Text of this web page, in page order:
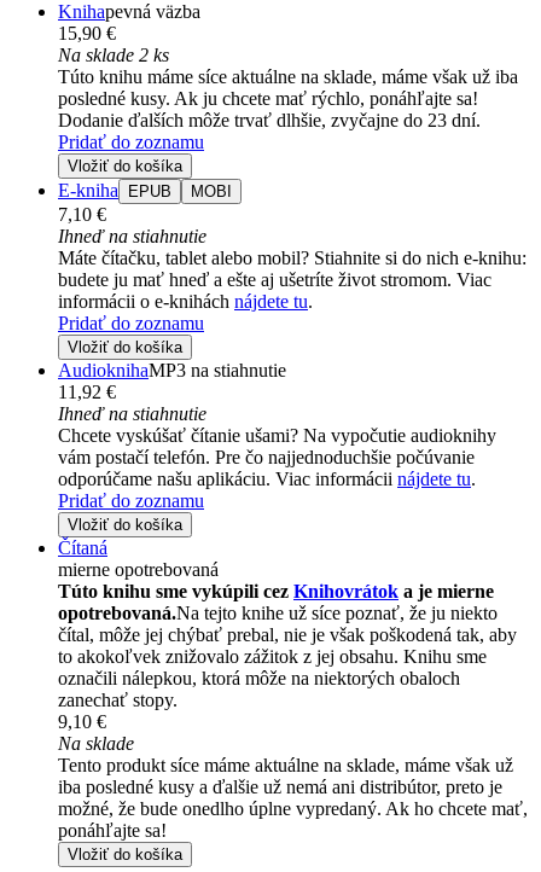
Knihapevná väzba
15,90 €
Na sklade 2 ks
Túto knihu máme síce aktuálne na sklade, máme však už iba
posledné kusy. Ak ju chcete mať rýchlo, ponáhľajte sa!
Dodanie ďalších môže trvať dlhšie, zvyčajne do 23 dní.
Pridať do zoznamu
Vložiť do košíka
E-kniha EPUB MOBI
7,10 €
Ihneď na stiahnutie
Máte čítačku, tablet alebo mobil? Stiahnite si do nich e-knihu:
budete ju mať hneď a ešte aj ušetríte život stromom. Viac
informácii o e-knihách nájdete tu.
Pridať do zoznamu
Vložiť do košíka
AudioknihaMP3 na stiahnutie
11,92 €
Ihneď na stiahnutie
Chcete vyskúšať čítanie ušami? Na vypočutie audioknihy
vám postačí telefón. Pre čo najjednoduchšie počúvanie
odporúčame našu aplikáciu. Viac informácii nájdete tu.
Pridať do zoznamu
Vložiť do košíka
Čítaná
mierne opotrebovaná
Túto knihu sme vykúpili cez Knihovrátok a je mierne
opotrebovaná.Na tejto knihe už síce poznať, že ju niekto
čítal, môže jej chýbať prebal, nie je však poškodená tak, aby
to akokoľvek znižovalo zážitok z jej obsahu. Knihu sme
označili nálepkou, ktorá môže na niektorých obaloch
zanechať stopy.
9,10 €
Na sklade
Tento produkt síce máme aktuálne na sklade, máme však už
iba posledné kusy a ďalšie už nemá ani distribútor, preto je
možné, že bude onedlho úplne vypredaný. Ak ho chcete mať,
ponáhľajte sa!
Vložiť do košíka